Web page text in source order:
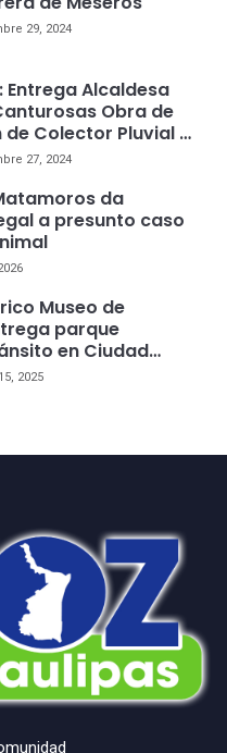
29, 2024
Entrega Alcaldesa
Obra de
Colector Pluvial en
27, 2024
da
a presunto caso
Museo de
parque
en Ciudad
2025